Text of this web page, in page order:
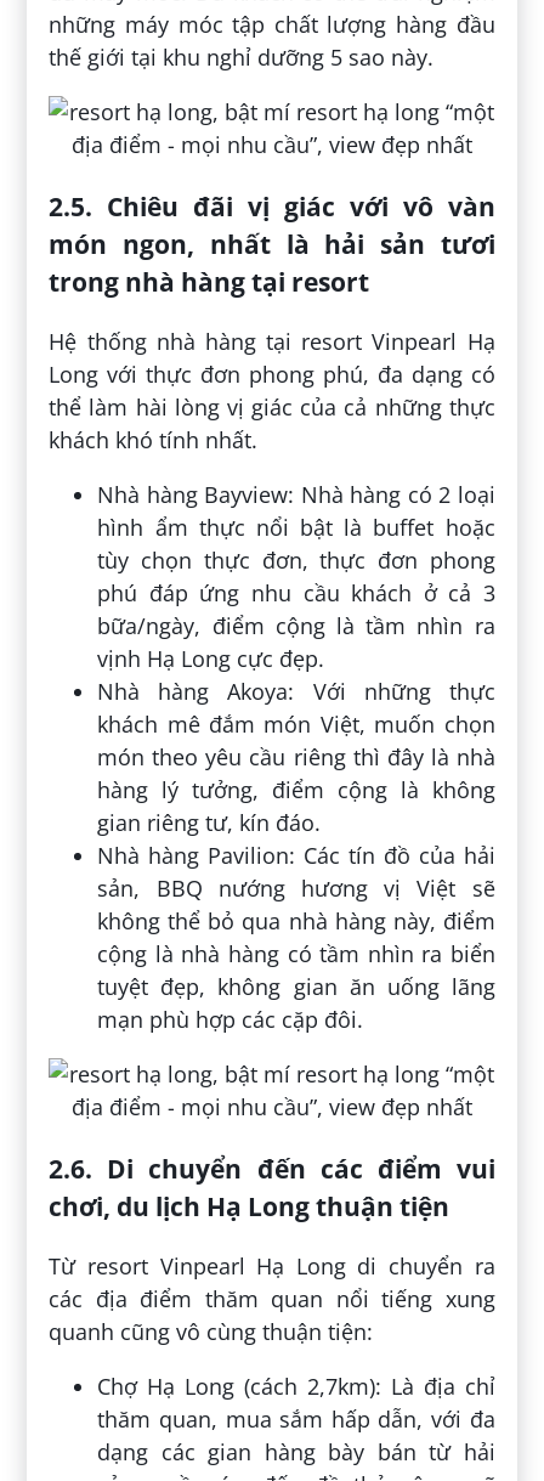
những máy móc tập chất lượng hàng đầu
thế giới tại khu nghỉ dưỡng 5 sao này.
2.5. Chiêu đãi vị giác với vô vàn
món ngon, nhất là hải sản tươi
trong nhà hàng tại resort
Hệ thống nhà hàng tại resort Vinpearl Hạ
Long với thực đơn phong phú, đa dạng có
thể làm hài lòng vị giác của cả những thực
khách khó tính nhất.
Nhà hàng Bayview: Nhà hàng có 2 loại
hình ẩm thực nổi bật là buffet hoặc
tùy chọn thực đơn, thực đơn phong
phú đáp ứng nhu cầu khách ở cả 3
bữa/ngày, điểm cộng là tầm nhìn ra
vịnh Hạ Long cực đẹp.
Nhà hàng Akoya: Với những thực
khách mê đắm món Việt, muốn chọn
món theo yêu cầu riêng thì đây là nhà
hàng lý tưởng, điểm cộng là không
gian riêng tư, kín đáo.
Nhà hàng Pavilion: Các tín đồ của hải
sản, BBQ nướng hương vị Việt sẽ
không thể bỏ qua nhà hàng này, điểm
cộng là nhà hàng có tầm nhìn ra biển
tuyệt đẹp, không gian ăn uống lãng
mạn phù hợp các cặp đôi.
2.6. Di chuyển đến các điểm vui
chơi, du lịch Hạ Long thuận tiện
Từ resort Vinpearl Hạ Long di chuyển ra
các địa điểm thăm quan nổi tiếng xung
quanh cũng vô cùng thuận tiện:
Chợ Hạ Long (cách 2,7km): Là địa chỉ
thăm quan, mua sắm hấp dẫn, với đa
dạng các gian hàng bày bán từ hải